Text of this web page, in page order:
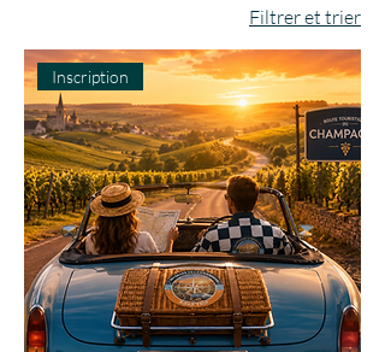
Filtrer et trier
Inscription